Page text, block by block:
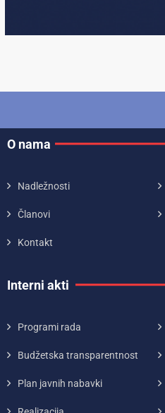
O nama
Nadležnosti
Članovi
Kontakt
Interni akti
Programi rada
Budžetska transparentnost
Plan javnih nabavki